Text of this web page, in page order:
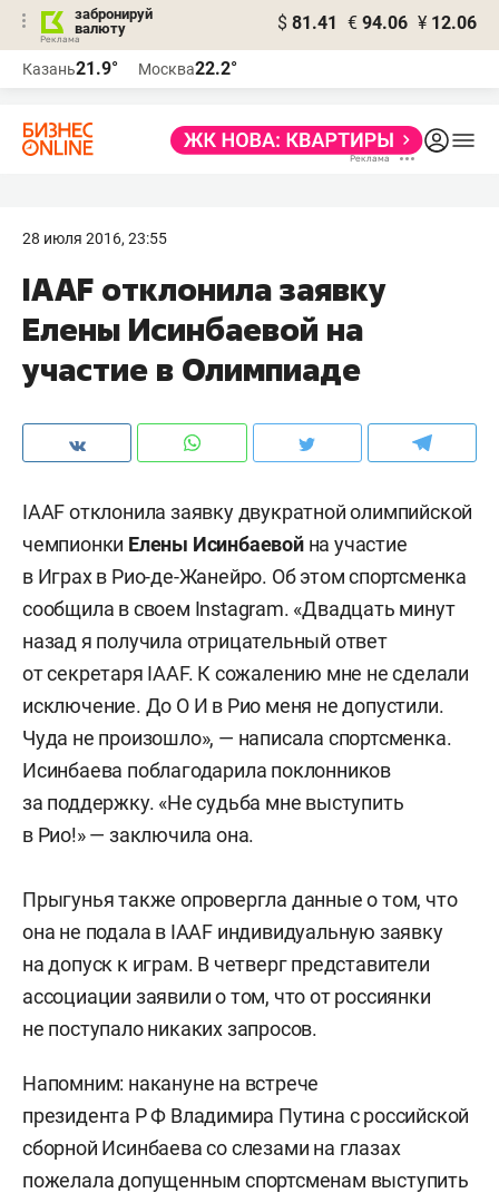
забронируй
валюту
$ 81.41 € 94.06 ¥ 12.06
Казань21.9° Москва22.2°
28 июля 2016, 23:55
IAAF отклонила заявку
Елены Исинбаевой на
участие в Олимпиаде
IAAF отклонила заявку двукратной олимпийской
чемпионки Елены Исинбаевойна участие
в Играх в Рио-де-Жанейро. Об этом спортсменка
сообщила в своем Instagram. «Двадцать минут
назад я получила отрицательный ответ
от секретаря IAAF. К сожалению мне не сделали
исключение. До О И в Рио меня не допустили.
Чуда не произошло», — написала спортсменка.
Исинбаева поблагодарила поклонников
за поддержку. «Не судьба мне выступить
в Рио!» — заключила она.
Прыгунья также опровергла данные о том, что
она не подала в IAAF индивидуальную заявку
на допуск к играм. В четверг представители
ассоциации заявили о том, что от россиянки
не поступало никаких запросов.
Напомним: накануне на встрече
президента Р Ф Владимира Путина с российской
сборной Исинбаева со слезами на глазах
пожелала допущенным спортсменам выступить